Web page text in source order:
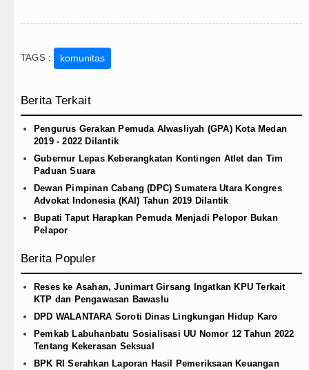
TAGS : komunitas
Berita Terkait
Pengurus Gerakan Pemuda Alwasliyah (GPA) Kota Medan
2019 - 2022 Dilantik
Gubernur Lepas Keberangkatan Kontingen Atlet dan Tim
Paduan Suara
Dewan Pimpinan Cabang (DPC) Sumatera Utara Kongres
Advokat Indonesia (KAI) Tahun 2019 Dilantik
Bupati Taput Harapkan Pemuda Menjadi Pelopor Bukan
Pelapor
Berita Populer
Reses ke Asahan, Junimart Girsang Ingatkan KPU Terkait
KTP dan Pengawasan Bawaslu
DPD WALANTARA Soroti Dinas Lingkungan Hidup Karo
Pemkab Labuhanbatu Sosialisasi UU Nomor 12 Tahun 2022
Tentang Kekerasan Seksual
BPK RI Serahkan Laporan Hasil Pemeriksaan Keuangan